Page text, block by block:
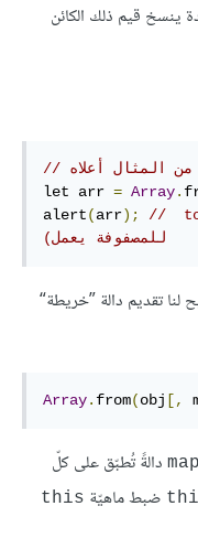
ينسخ قيم ذلك الكائن
let arr = Array.
alert(arr);
// ‫تكتب 1,2,3,4,5 (تحويل toString
للمصفوفة يعمل)
لنا تقديم دالة ”خريطة“
Array. from(obj [,
دالةً تُطبّق على كلّ
ضبط ماهيّة this